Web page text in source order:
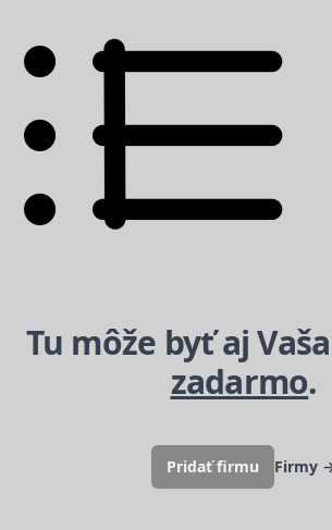
Tu môže byť aj
zadarmo.
Pridať firmu Firmy